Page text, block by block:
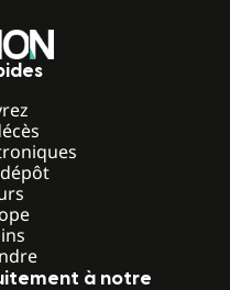
à notre